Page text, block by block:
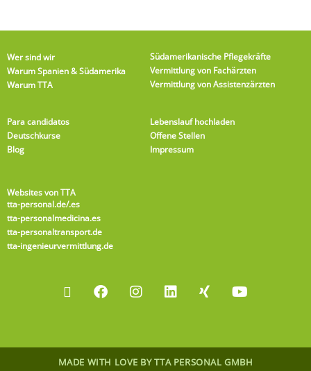
Wer sind wir
Warum Spanien & Südamerika
Warum TTA
Südamerikanische Pflegekräfte
Vermittlung von Fachärzten
Vermittlung von Assistenzärzten
Para candidatos
Deutschkurse
Blog
Lebenslauf hochladen
Offene Stellen
Impressum
Websites von TTA
tta-personal.de/.es
tta-personalmedicina.es
tta-personaltransport.de
tta-ingenieurvermittlung.de
MADE WITH LOVE BY TTA PERSONAL GMBH